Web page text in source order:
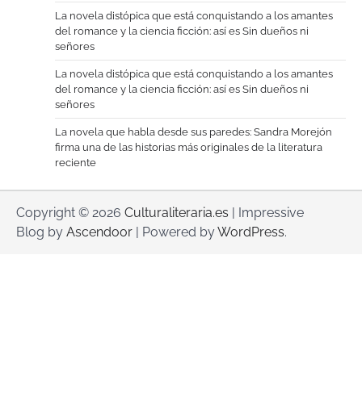
La novela distópica que está conquistando a los amantes
del romance y la ciencia ficción: así es Sin dueños ni
señores
La novela distópica que está conquistando a los amantes
del romance y la ciencia ficción: así es Sin dueños ni
señores
La novela que habla desde sus paredes: Sandra Morejón
firma una de las historias más originales de la literatura
reciente
Copyright © 2026 Culturaliteraria.es | Impressive
Blog by Ascendoor | Powered byWordPress.